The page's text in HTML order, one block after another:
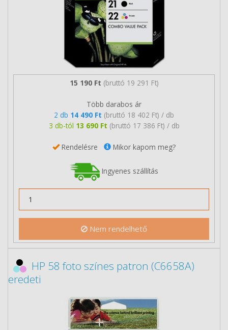
15 190 Ft (bruttó 19 291 Ft)
Több darabos ár
2 db 14 490 Ft (bruttó 18 402 Ft) / db
3 db-tól 13 690 Ft (bruttó 17 386 Ft) / db
Rendelésre Mikor kapom meg?
Ingyenes szállítás
Nem rendelhető
HP 58 foto színes patron (C6658A)
eredeti